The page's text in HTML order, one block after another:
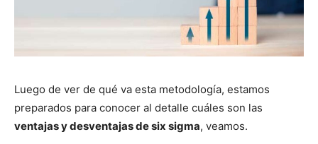
Luego de ver de qué va esta metodología, estamos
preparados para conocer al detalle cuáles son las
ventajas y desventajas de six sigma, veamos.